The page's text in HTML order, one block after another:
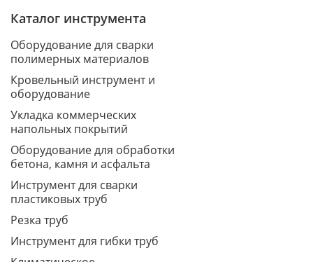
Каталог инструмента
Оборудование для сварки
полимерных материалов
Кровельный инструмент и
оборудование
Укладка коммерческих
напольных покрытий
Оборудование для обработки
бетона, камня и асфальта
Инструмент для сварки
пластиковых труб
Резка труб
Инструмент для гибки труб